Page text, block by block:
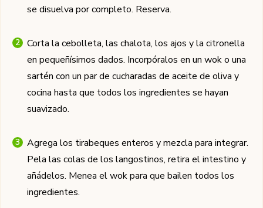
se disuelva por completo. Reserva.
Corta la cebolleta, las chalota, los ajos y la citronella
en pequeñísimos dados. Incorpóralos en un wok o una
sartén con un par de cucharadas de aceite de oliva y
cocina hasta que todos los ingredientes se hayan
suavizado.
Agrega los tirabeques enteros y mezcla para integrar.
Pela las colas de los langostinos, retira el intestino y
añádelos. Menea el wok para que bailen todos los
ingredientes.